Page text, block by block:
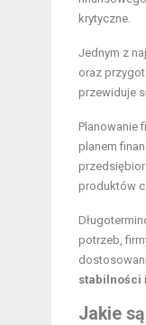
krytyczne.
Jednym z
oraz
przewiduje
Planowanie
planem
produktów
potrzeb,
stabilności
Jakie